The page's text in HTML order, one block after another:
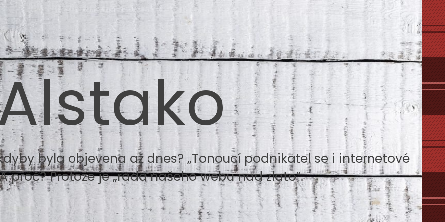
byla objevena až dnes? „Tonoucí podnikatel se i internetové
proč? Protože je „rada našeho webu nad zlato“.